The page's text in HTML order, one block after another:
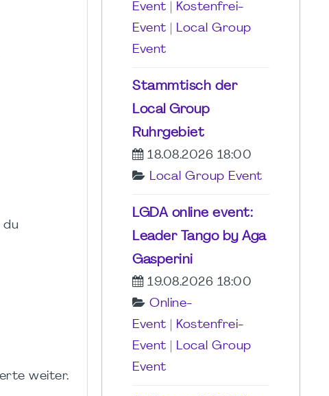
du
weiter.
Event
Kostenfrei-
Event
Local Group
Event
Stammtisch der
Local Group
Ruhrgebiet
18.08.2026 18:00
Local Group Event
LGDA online event:
Leader Tango by Aga
Gasperini
19.08.2026 18:00
Online-
Event
Kostenfrei-
Event
Local Group
Event